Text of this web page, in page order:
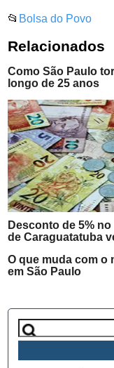
📂 Bolsa do Povo
Relacionados
Como São Paulo
longo de 25 anos
Desconto de 5%
de Caraguatatuba
O que muda com o
em São Paulo
Pesquisar
por: